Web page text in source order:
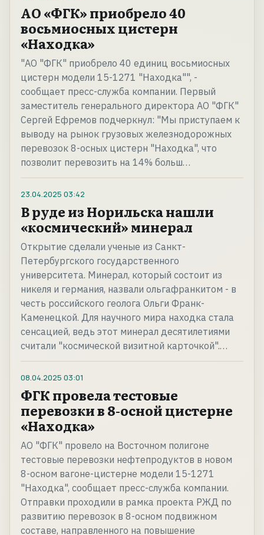
АО «ФГК» приобрело 40
восьмиосных цистерн
«Находка»
"АО "ФГК" приобрело 40 единиц восьмиосных
цистерн модели 15-1271 "Находка"", -
сообщает пресс-служба компании. Первый
заместитель генерального директора АО "ФГК"
Сергей Ефремов подчеркнул: "Мы приступаем к
выводу на рынок грузовых железнодорожных
перевозок 8-осных цистерн "Находка", что
позволит перевозить на 14% больш…
23.04.2025 03:42
В руде из Норильска нашли
«космический» минерал
Открытие сделали ученые из Санкт-
Петербургского государственного
университета. Минерал, который состоит из
никеля и германия, назвали ольгафранкитом - в
честь российского геолога Ольги Франк-
Каменецкой. Для научного мира находка стала
сенсацией, ведь этот минерал десятилетиями
считали "космической визитной карточкой".…
08.04.2025 03:01
ФГК провела тестовые
перевозки в 8-осной цистерне
«Находка»
АО "ФГК" провело на Восточном полигоне
тестовые перевозки нефтепродуктов в новом
8-осном вагоне-цистерне модели 15-1271
"Находка", сообщает пресс-служба компании.
Отправки проходили в рамка проекта РЖД по
развитию перевозок в 8-осном подвижном
составе, направленного на повышение